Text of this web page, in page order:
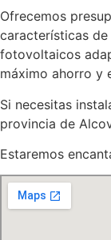
Ofrecemos
características de
fotovoltaicos
máximo ahorro y
Si necesitas
provincia de
Estaremos